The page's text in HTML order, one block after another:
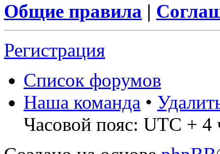
Общие правила |
Регистрация
Список форумов
Наша команда •
Часовой пояс: UTC + 4